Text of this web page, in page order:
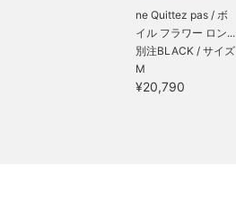
ne Quittez pas / ボ
イル フラワー ロン...
別注BLACK / サイズ
M
¥20,790